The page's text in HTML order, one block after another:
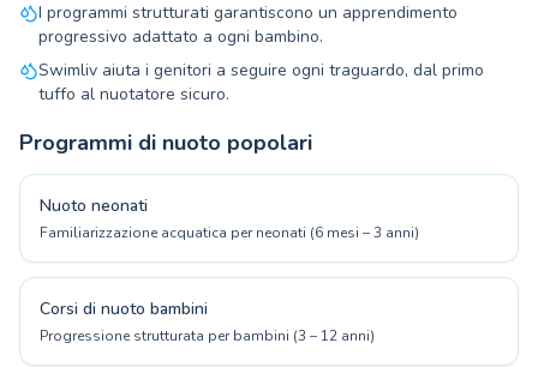
I programmi strutturati garantiscono un apprendimento
progressivo adattato a ogni bambino.
Swimliv aiuta i genitori a seguire ogni traguardo, dal primo
tuffo al nuotatore sicuro.
Programmi di nuoto popolari
Nuoto neonati
Familiarizzazione acquatica per neonati (6 mesi – 3 anni)
Corsi di nuoto bambini
Progressione strutturata per bambini (3 – 12 anni)